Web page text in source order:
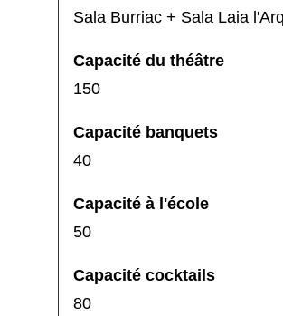
Sala Burriac + Sala Laia
150
40
50
80